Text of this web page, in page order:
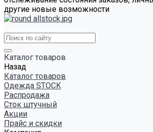
другие новые возможности
Каталог товаров
Назад
Каталог товаров
Одежда STOCK
Распродажа
Сток штучный
Акции
Прайс и скидки